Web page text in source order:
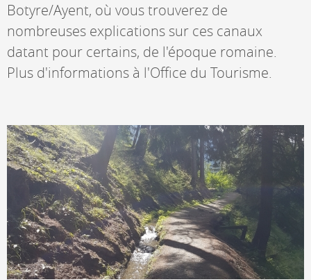
Botyre/Ayent, où vous trouverez de
nombreuses explications sur ces canaux
datant pour certains, de l'époque romaine.
Plus d'informations à l'Office du Tourisme.